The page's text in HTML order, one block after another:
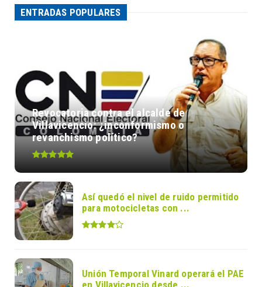
ENTRADAS POPULARES
Revocatoria contra el alcalde de
Villavicencio: ¿inconformismo o
revanchismo político?
Así quedó el nivel de ruido permitido
para motocicletas con ...
Unión Temporal Vinard operará el PAE